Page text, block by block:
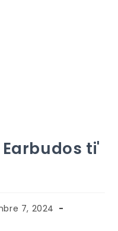
ti'
7, 2024